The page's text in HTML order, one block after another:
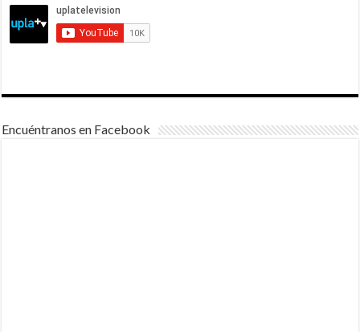
Encuéntranos en Facebook